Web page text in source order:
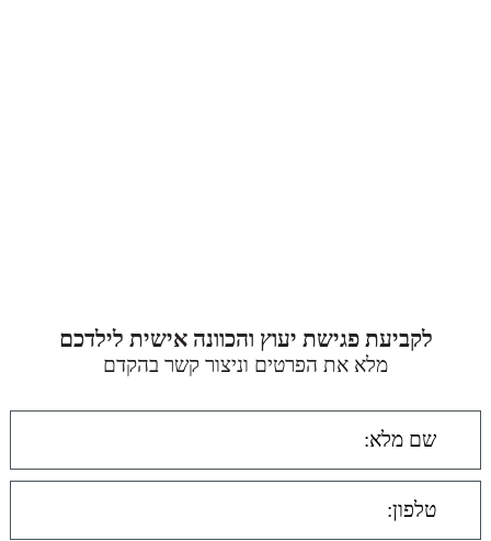
לקביעת פגישת יעוץ והכוונה אישית לילדכם
מלא את הפרטים וניצור קשר בהקדם